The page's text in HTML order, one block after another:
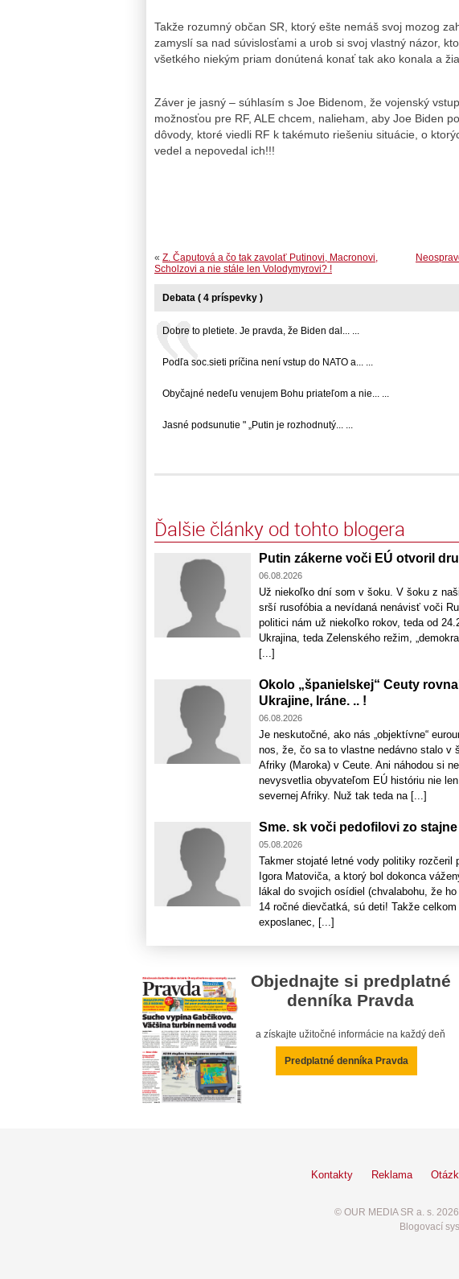
Takže rozumný občan SR, ktorý ešte nemáš svoj mozog
zamyslí sa nad súvislosťami a urob si svoj vlastný názor,
všetkého niekým priam donútená konať tak ako konala a
Záver je jasný – súhlasím s Joe Bidenom, že vojenský
možnosťou pre RF, ALE chcem, nalieham, aby Joe Biden
dôvody, ktoré viedli RF k takémuto riešeniu situácie, o
vedel a nepovedal ich!!!
« Z. Čaputová a čo tak zavolať Putinovi, Macronovi,
Scholzovi a nie stále len Volodymyrovi? !
Debata ( 4 príspevky )
Dobre to pletiete. Je pravda, že Biden dal... ...
Podľa soc.sieti príčina není vstup do NATO a... ...
Obyčajné nedeľu venujem Bohu priateľom a nie... ...
Jasné podsunutie " „Putin je rozhodnutý... ...
Ďalšie články od tohto blogera
Putin zákerne voči EÚ otvoril
06.08.2026
Už niekoľko dní som v šoku. V šoku z
srší rusofóbia a nevídaná nenávisť voči
politici nám už niekoľko rokov, teda od
Ukrajina, teda Zelenského režim,
[...]
Okolo „španielskej“ Ceuty
Ukrajine, Iráne. .. !
06.08.2026
Je neskutočné, ako nás „objektívne“
nos, že, čo sa to vlastne nedávno stalo v
Afriky (Maroka) v Ceute. Ani náhodou si
nevysvetlia obyvateľom EÚ históriu nie
severnej Afriky. Nuž tak teda na [...]
Sme. sk voči pedofilovi zo
05.08.2026
Takmer stojaté letné vody politiky
Igora Matoviča, a ktorý bol dokonca
lákal do svojich osídiel (chvalabohu, že
14 ročné dievčatká, sú deti! Takže
exposlanec, [...]
Objednajte si predplatné
denníka Pravda
a získajte užitočné informácie na každý deň
Predplatné denníka Pravda
Kontakty Reklama
© OUR MEDIA SR a. s.
Blogovací